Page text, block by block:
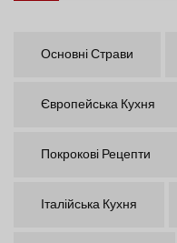
Основні Страви
Європейська Кухня
Покрокові Рецепти
Італійська Кухня